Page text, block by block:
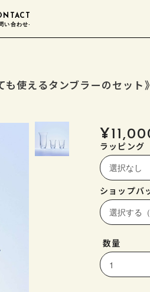
い合わせ-
も使えるタンブラーのセッ
ラッピング
ショップバ
数量